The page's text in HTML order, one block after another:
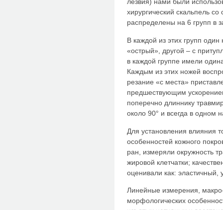
лезвия) нами были
хирургический скальпель
распределены на 6 групп в
В каждой из этих групп
«острый», другой – с
в каждой группе имели
Каждым из этих ножей
резание «с места»
предшествующим
поперечно длиннику
около 90° и всегда в одном
Для установления влияния
особенностей кожного
ран, измеряли окружность
жировой клетчатки;
оценивали как:
Линейные измерения,
морфологических